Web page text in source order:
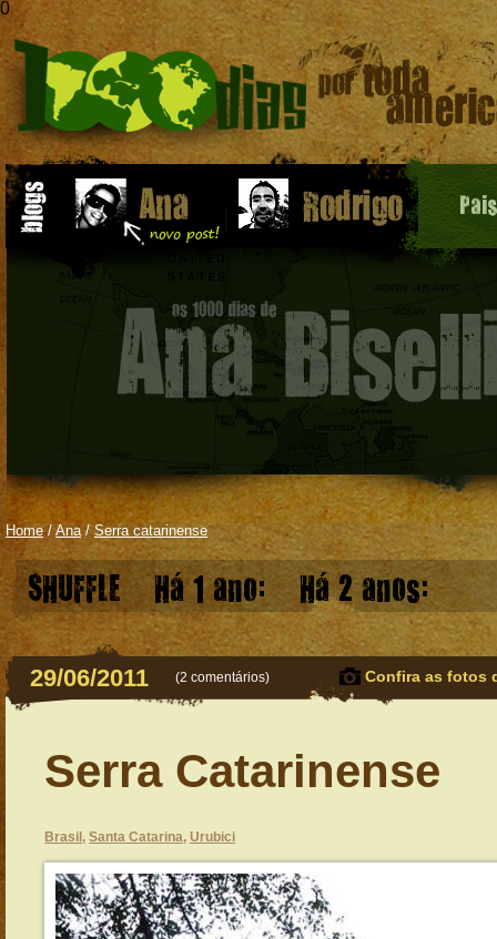
0
Home/ Ana/Serra catarinense
SHUFFLE Há 1 ano: Há 2 anos:
29/06/2011 (2 comentários) Confira as fotos
Serra Catarinense
Brasil , Santa Catarina, Urubici